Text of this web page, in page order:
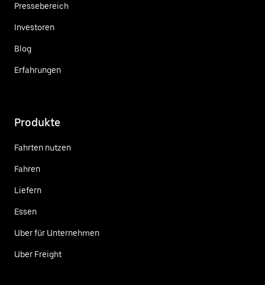
Pressebereich
Investoren
Blog
Erfahrungen
Produkte
Fahrten nutzen
Fahren
Liefern
Essen
Uber für Unternehmen
Uber Freight